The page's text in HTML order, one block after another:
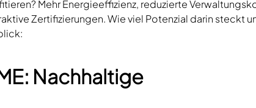
Mehr Energieeffizienz, reduzierte
Zertifizierungen. Wie viel Potenzial darin steckt
Nachhaltige